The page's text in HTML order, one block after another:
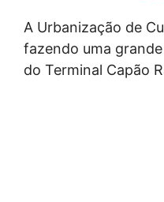
A Urbanização de
fazendo uma
do Terminal Capão